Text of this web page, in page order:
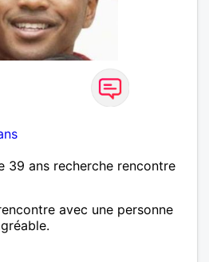
39 ans recherche rencontre
avec une personne